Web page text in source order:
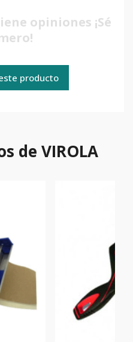
opiniones ¡Sé
producto
de VIROLA